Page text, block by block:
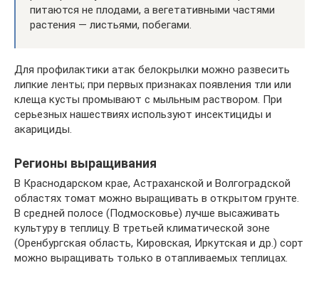
питаются не плодами, а вегетативными частями
растения — листьями, побегами.
Для профилактики атак белокрылки можно развесить
липкие ленты; при первых признаках появления тли или
клеща кусты промывают с мыльным раствором. При
серьезных нашествиях используют инсектициды и
акарициды.
Регионы выращивания
В Краснодарском крае, Астраханской и Волгоградской
областях томат можно выращивать в открытом грунте.
В средней полосе (Подмосковье) лучше высаживать
культуру в теплицу. В третьей климатической зоне
(Оренбургская область, Кировская, Иркутская и др.) сорт
можно выращивать только в отапливаемых теплицах.